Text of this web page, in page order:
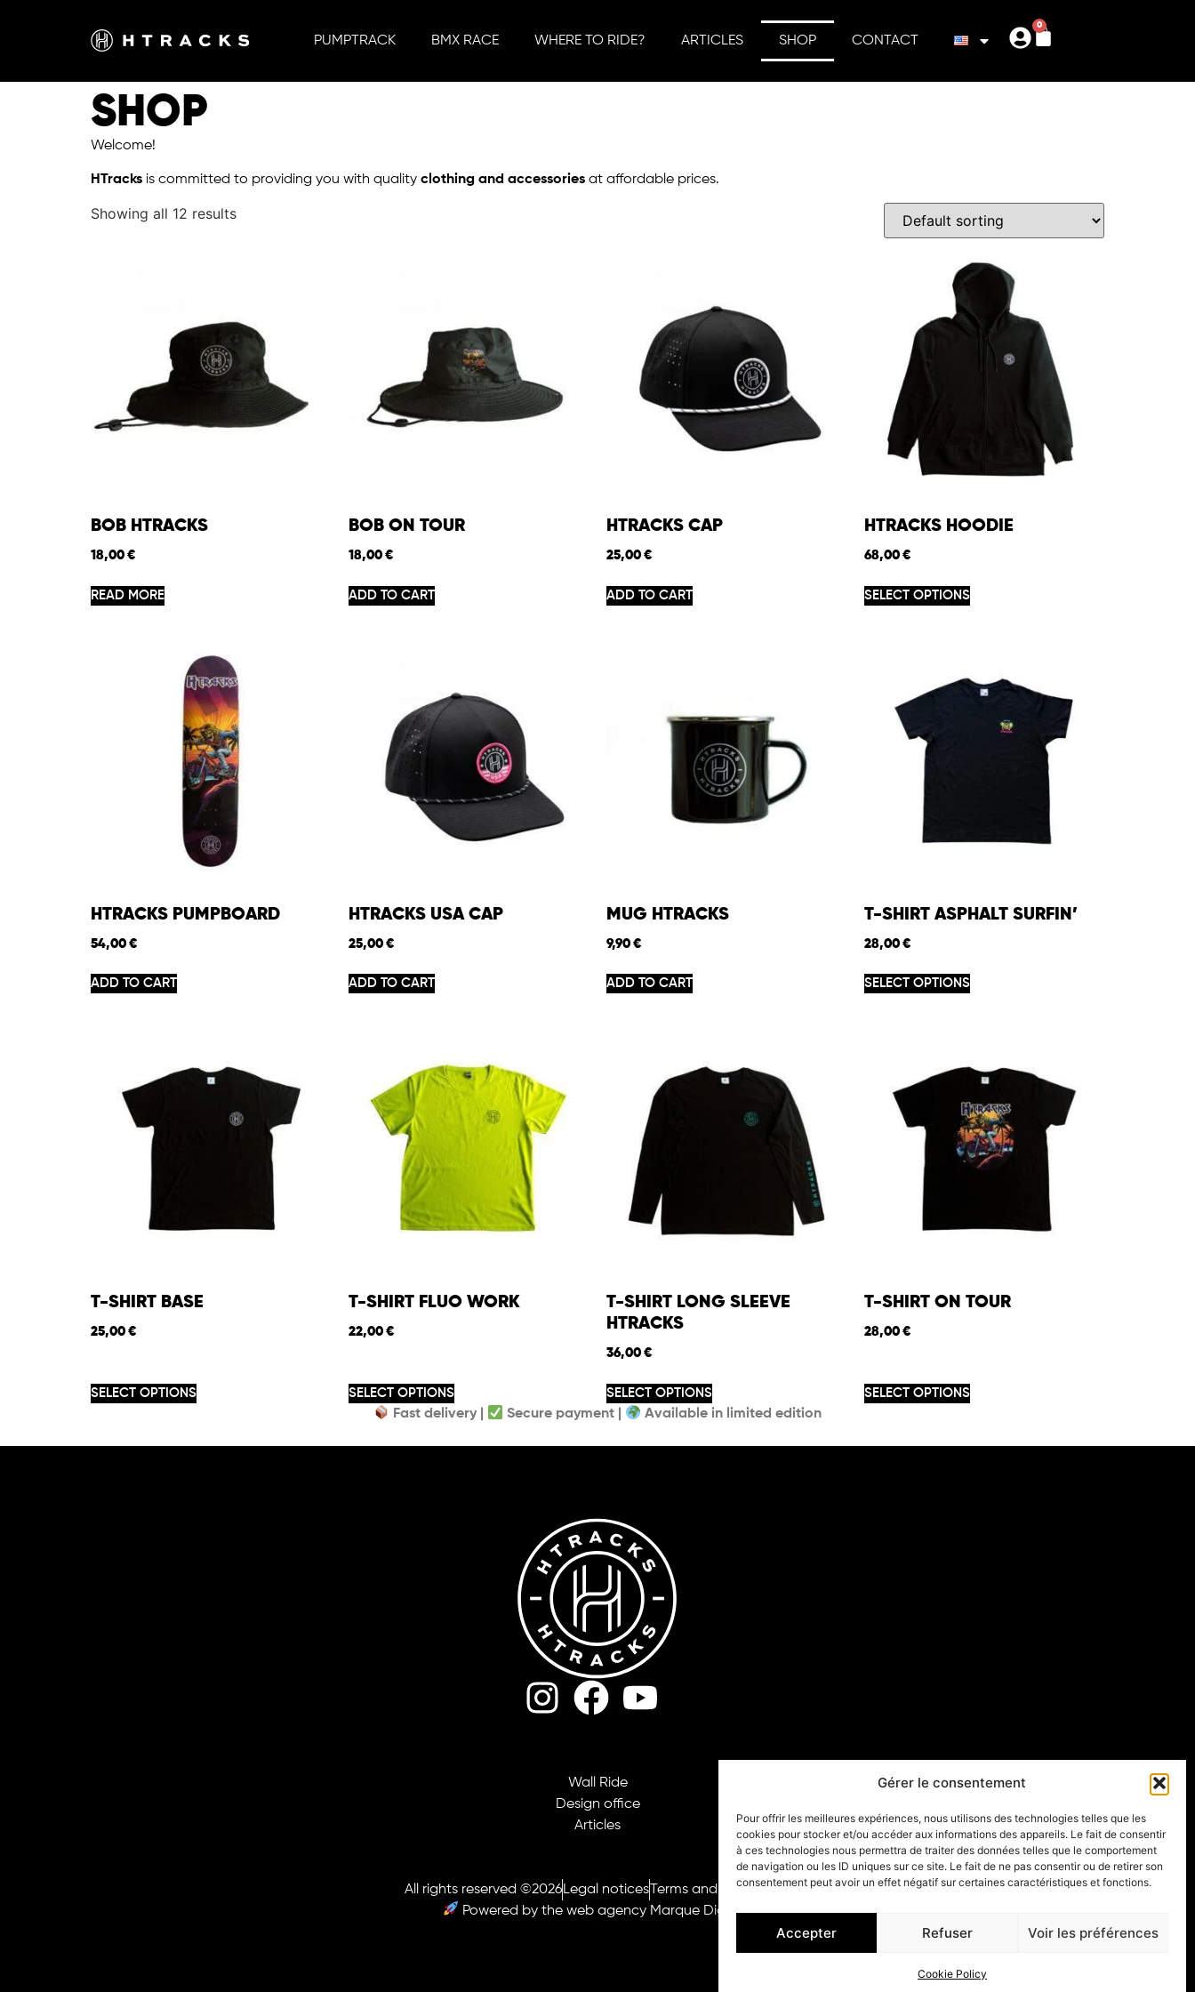
Gérer le consentement
Pour offrir les meilleures expériences, nous utilisons des technologies telles que les
cookies pour stocker et/ou accéder aux informations des appareils. Le fait de consentir
à ces technologies nous permettra de traiter des données telles que le comportement
de navigation ou les ID uniques sur ce site. Le fait de ne pas consentir ou de retirer son
consentement peut avoir un effet négatif sur certaines caractéristiques et fonctions.
Accepter Refuser Voir les préférences
Cookie Policy
PUMPTRACK BMX RACE WHERE TO RIDE? ARTICLES SHOP CONTACT
0
SHOP
Welcome!
HTracks is committed to providing you with quality clothing and accessories at affordable prices.
Showing all 12 results
BOB HTRACKS
18,00 €
READ MORE
BOB ON TOUR
18,00 €
ADD TO CART
HTRACKS CAP
25,00 €
ADD TO CART
HTRACKS HOODIE
68,00 €
SELECT OPTIONS
HTRACKS PUMPBOARD
54,00 €
ADD TO CART
HTRACKS USA CAP
25,00 €
ADD TO CART
MUG HTRACKS
9,90 €
ADD TO CART
T-SHIRT ASPHALT SURFIN’
28,00 €
SELECT OPTIONS
T-SHIRT BASE
25,00 €
SELECT OPTIONS
T-SHIRT FLUO WORK
22,00 €
SELECT OPTIONS
T-SHIRT LONG SLEEVE
HTRACKS
36,00 €
SELECT OPTIONS
T-SHIRT ON TOUR
28,00 €
SELECT OPTIONS
Fast delivery | Secure payment | Available in limited edition
Wall Ride
Design office
Articles
All rights reserved ©2026 Legal notices Terms and Conditions
Powered by the web agency Marque Digitale